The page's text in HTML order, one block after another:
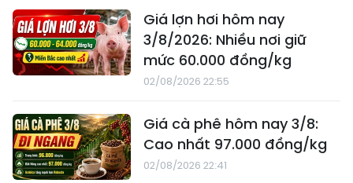
Giá lợn hơi hôm nay
3/8/2026: Nhiều nơi giữ
mức 60.000 đồng/kg
02/08/2026 22:55
Giá cà phê hôm nay 3/8:
Cao nhất 97.000 đồng/kg
02/08/2026 22:41